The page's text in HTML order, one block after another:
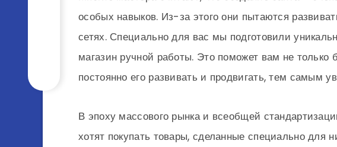
особых навыков. Из-за этого они пытаются
сетях. Специально для вас мы подготовили
магазин ручной работы. Это поможет вам не только
постоянно его развивать и продвигать, тем самым
В эпоху массового рынка и всеобщей
хотят покупать товары, сделанные специально для